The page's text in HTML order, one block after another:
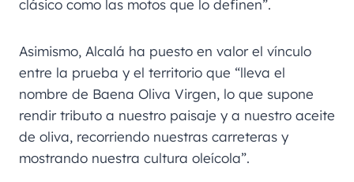
clásico como las motos que lo definen”.
Asimismo, Alcalá ha puesto en valor el vínculo
entre la prueba y el territorio que “lleva el
nombre de Baena Oliva Virgen, lo que supone
rendir tributo a nuestro paisaje y a nuestro aceite
de oliva, recorriendo nuestras carreteras y
mostrando nuestra cultura oleícola”.